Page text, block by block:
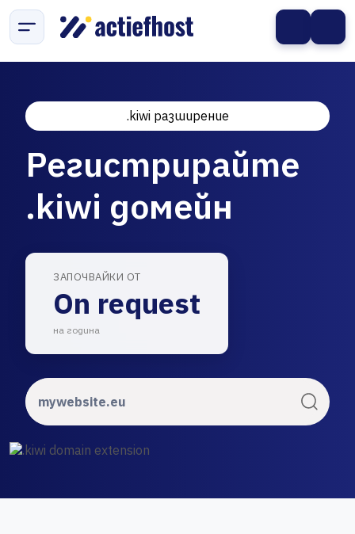
.kiwi разширение
Регистрирайте
.kiwi домейн
ЗАПОЧВАЙКИ ОТ
On request
на година